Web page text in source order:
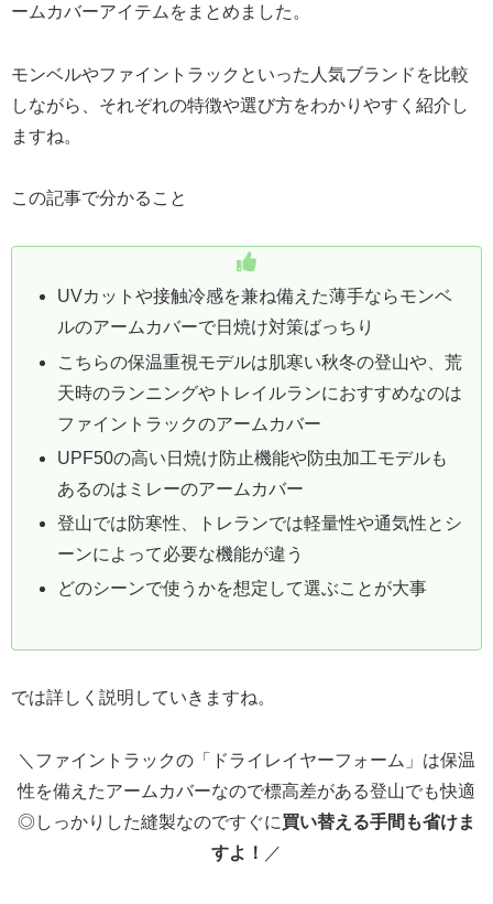
ームカバーアイテムをまとめました。
モンベルやファイントラックといった人気ブランドを比較
しながら、それぞれの特徴や選び方をわかりやすく紹介し
ますね。
この記事で分かること
UVカットや接触冷感を兼ね備えた薄手ならモンベ
ルのアームカバーで日焼け対策ばっちり
こちらの保温重視モデルは肌寒い秋冬の登山や、荒
天時のランニングやトレイルランにおすすめなのは
ファイントラックのアームカバー
UPF50の高い日焼け防止機能や防虫加工モデルも
あるのはミレーのアームカバー
登山では防寒性、トレランでは軽量性や通気性とシ
ーンによって必要な機能が違う
どのシーンで使うかを想定して選ぶことが大事
では詳しく説明していきますね。
＼ファイントラックの「ドライレイヤーフォーム」は保温
性を備えたアームカバーなので標高差がある登山でも快適
◎しっかりした縫製なのですぐに買い替える手間も省けま
すよ！ ／